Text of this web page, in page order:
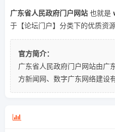
广东省人民政府门户网站 也就是
于【论坛门户】分类下的优质资源
官方简介：
广东省人民政府门户网站由广
方新闻网、数字广东网络建设